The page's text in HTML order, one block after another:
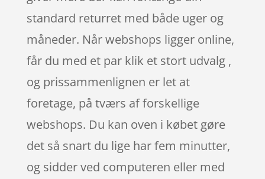
standard returret med både uger og
måneder. Når webshops ligger online,
får du med et par klik et stort udvalg ,
og prissammenlignen er let at
foretage, på tværs af forskellige
webshops. Du kan oven i købet gøre
det så snart du lige har fem minutter,
og sidder ved computeren eller med